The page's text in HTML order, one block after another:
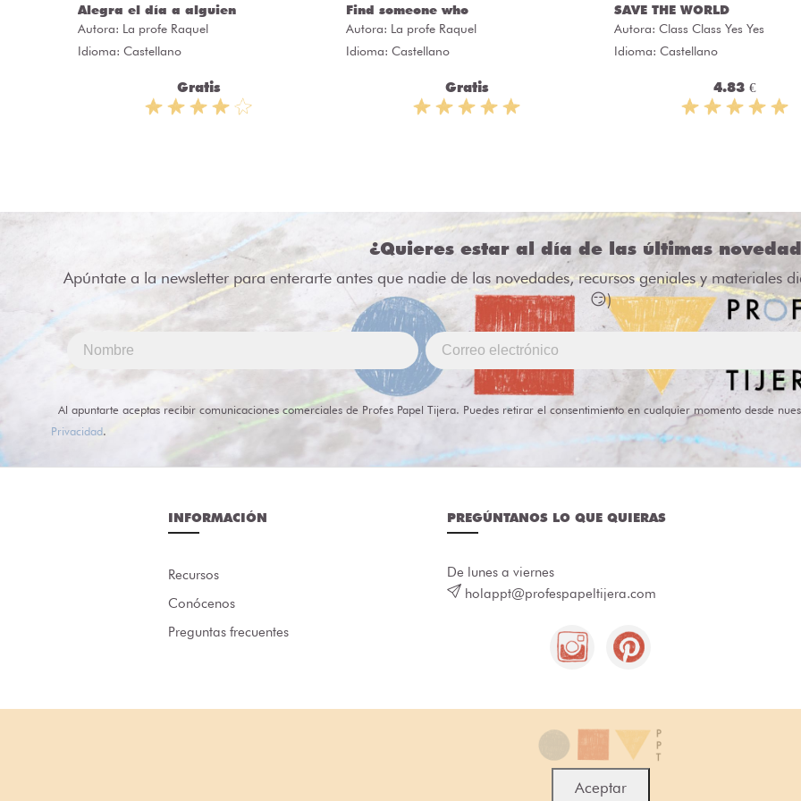
Alegra el día a alguien
Autora: La profe Raquel
Idioma: Castellano
Gratis
Find someone who
Autora: La profe Raquel
Idioma: Castellano
Gratis
SAVE THE WORLD
Autora: Class Class Yes Yes
Idioma: Castellano
4.83 €
¿Quieres estar al día de las últimas
Apúntate a la newsletter para enterarte antes que nadie de las novedades, recursos geniales y materiales
😏)
Al apuntarte aceptas recibir comunicaciones comerciales de Profes Papel Tijera. Puedes retirar el consentimiento en cualquier momento desde
Privacidad.
INFORMACIÓN
Recursos
Conócenos
Preguntas frecuentes
PREGÚNTANOS LO QUE QUIERAS
De lunes a viernes
holappt@profespapeltijera.com
Aceptar